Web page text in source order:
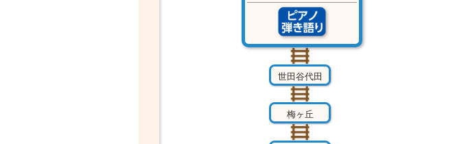
世田谷代田
梅ヶ丘